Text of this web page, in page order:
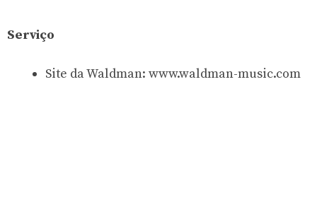
Serviço
Site da Waldman: www.waldman-music.com